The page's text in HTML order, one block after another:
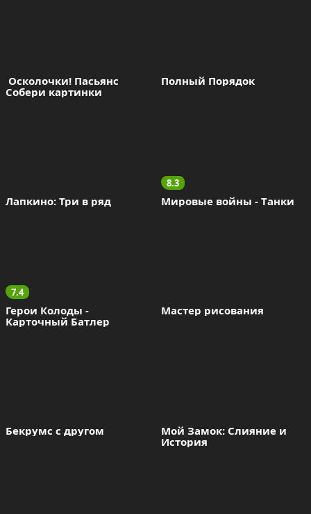
Осколочки! Пасьянс
Собери картинки
Полный Порядок
Лапкино: Три в ряд
8.3
Мировые войны - Tанки
7.4
Герои Колоды -
Карточный Батлер
Мастер рисования
Бекрумс с другом
Мой Замок: Слияние и
История